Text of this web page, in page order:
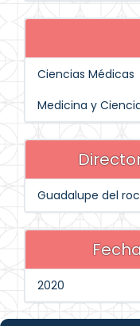
Ciencias Médicas
Medicina y
Guadalupe del
2020